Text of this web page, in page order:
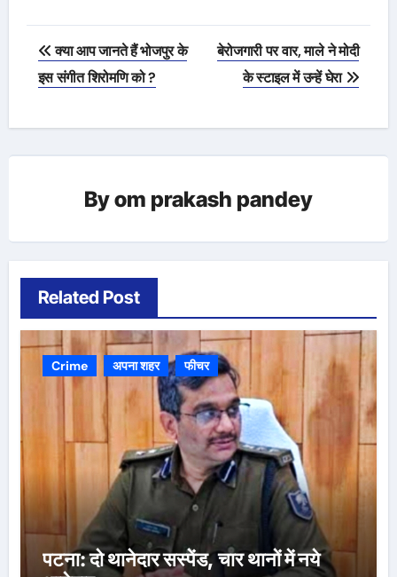
Post
navigation
क्या आप जानते हैं भोजपुर के
इस संगीत शिरोमणि को ?
बेरोजगारी पर वार, माले ने मोदी
के स्टाइल में उन्हें घेरा
Byom prakash pandey
Related Post
Crime अपना शहर फीचर
पटना: दो थानेदार सस्पेंड, चार थानों में नये